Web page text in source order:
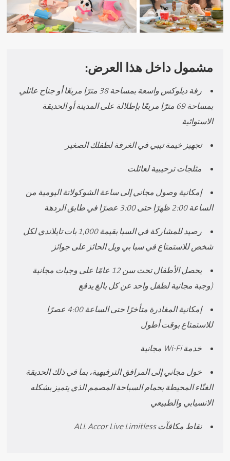
مشمول داخل هذا العرض:
رفة ديلوكس واسعة بمساحة 38 مترًا مربعًا أو جناح عائلي
بمساحة 69 مترًا مربعًا بإطلالة على المدينة أو الحديقة
الاستوائية
تجهيز خيمة تيبي في الغرفة لطفلك الصغير
مثلجات ترحيبية لعائلت
إمكانية وصول مجاني إلى ساعة الشوكولاتة اليومية من
الساعة 2:00 ظهرًا حتى 3:00 عصرًا في طابق الردهة
رصيد للمشاركة في السبا بقيمة 1,000 بات تايلاندي لكل
شخص للاستمتاع في سبا بي ويل الحائز على جوائز
يحصل الأطفال تحت سن 12 عامًا على وجبات مجانية
(وجبة مجانية لطفل واحد عن كل بالغ يدفع
إمكانية المغادرة متأخرًا حتى الساعة 4:00 عصرًا
للاستمتاع بوقت أطول
خدمة Wi-Fi مجانية
خول مجاني إلى المرافق الترفيهية، بما في ذلك الحديقة
الغنّاء المحيطة بحمام السباحة المصمم الذي يتميز بشكله
الانسيابي والطبيعي
نقاط مكافآت ALL Accor Live Limitless